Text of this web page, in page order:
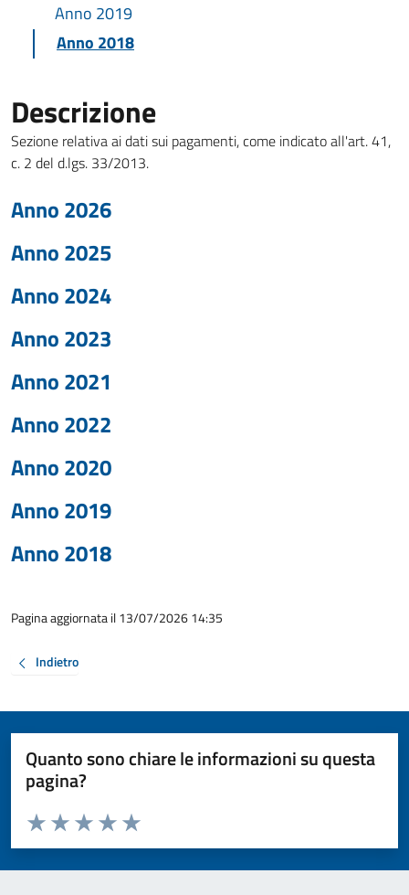
Anno 2019
Anno 2018
Descrizione
Sezione relativa ai dati sui pagamenti, come indicato all'art. 41,
c. 2 del d.lgs. 33/2013.
Anno 2026
Anno 2025
Anno 2024
Anno 2023
Anno 2021
Anno 2022
Anno 2020
Anno 2019
Anno 2018
Pagina aggiornata il 13/07/2026 14:35
Indietro
Quanto sono chiare le informazioni su questa
pagina?
Valuta da 1 a 5 stelle la pagina
Valuta 5 stelle su 5
Valuta 4 stelle su 5
Valuta 3 stelle su 5
Valuta 2 stelle su 5
Valuta 1 stelle su 5